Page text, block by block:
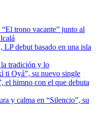
trono vacante” junto al
LP debut basado en una isla
tradición y lo
ti Oyá”, su nuevo single
el himno con el que debuta
y calma en “Silencio”, su